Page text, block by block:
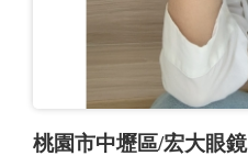
桃園市中壢區/宏大眼鏡